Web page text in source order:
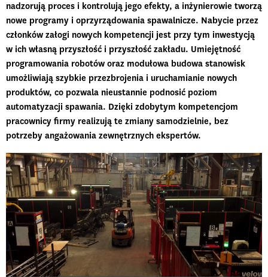
nadzorują proces i kontrolują jego efekty, a inżynierowie tworzą
nowe programy i oprzyrządowania spawalnicze. Nabycie przez
członków załogi nowych kompetencji jest przy tym inwestycją
w ich własną przyszłość i przyszłość zakładu. Umiejętność
programowania robotów oraz modułowa budowa stanowisk
umożliwiają szybkie przezbrojenia i uruchamianie nowych
produktów, co pozwala nieustannie podnosić poziom
automatyzacji spawania. Dzięki zdobytym kompetencjom
pracownicy firmy realizują te zmiany samodzielnie, bez
potrzeby angażowania zewnętrznych ekspertów.